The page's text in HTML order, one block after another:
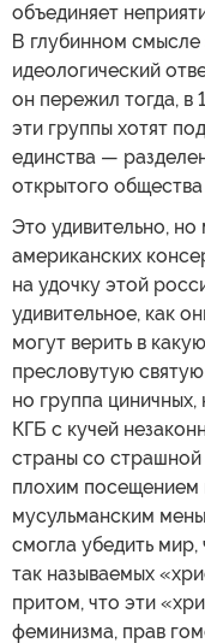
объединяет
В глубинном
идеологический
он пережил тогда, в
эти группы хотят
единства —
открытого
Это удивительно,
американских
на удочку этой
удивительное, как
могут верить в
пресловутую
но группа
КГБ с кучей
страны со
плохим посещением
мусульманским
смогла убедить мир,
так называемых
притом, что эти
феминизма, прав